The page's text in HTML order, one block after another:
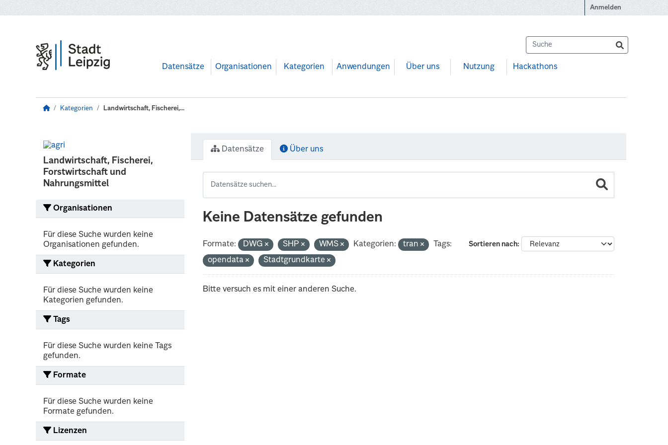
Anmelden
Datensätze Organisationen Kategorien Anwendungen Über uns Nutzung Hackathons
Kategorien Landwirtschaft, Fischerei,...
Landwirtschaft, Fischerei,
Forstwirtschaft und
Nahrungsmittel
Organisationen
Für diese Suche wurden keine
Organisationen gefunden.
Kategorien
Für diese Suche wurden keine
Kategorien gefunden.
Tags
Für diese Suche wurden keine Tags
gefunden.
Formate
Für diese Suche wurden keine
Formate gefunden.
Lizenzen
Datensätze Über uns
Keine Datensätze gefunden
Sortieren nach
Formate: DWG SHP WMS Kategorien: tran
Tags:
opendata
Stadtgrundkarte
Bitte versuch es mit einer anderen Suche.